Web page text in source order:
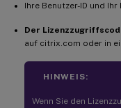
Ihre Benutzer-ID und
Der
auf citrix.com oder in
HINWEIS:
Wenn Sie den